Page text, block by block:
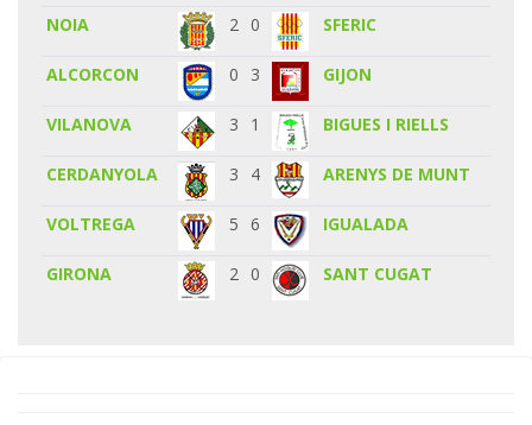
NOIA 2 0 SFERIC
ALCORCON 0 3 GIJON
VILANOVA 3 1 BIGUES I RIELLS
CERDANYOLA 3 4 ARENYS DE MUNT
VOLTREGA 5 6 IGUALADA
GIRONA 2 0 SANT CUGAT